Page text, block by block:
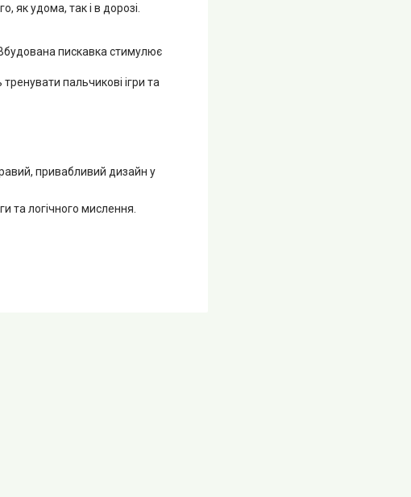
як удома, так і в дорозі.
Вбудована пискавка стимулює
пальчикові ігри та
привабливий дизайн у
та логічного мислення.